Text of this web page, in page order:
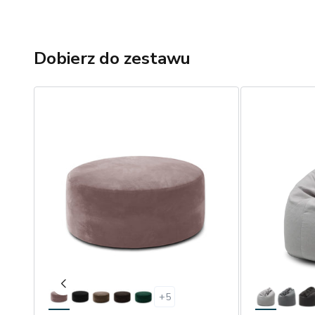
Dobierz do zestawu
+5